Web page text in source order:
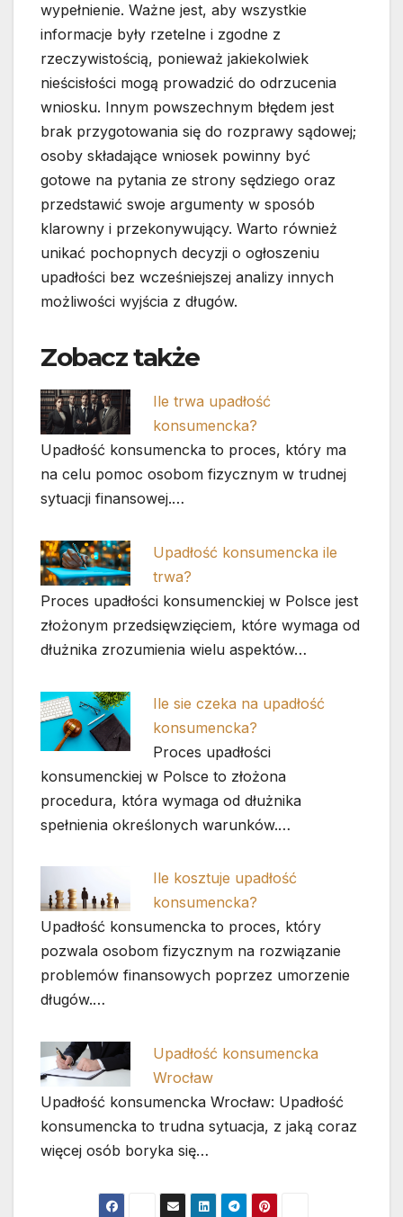
wypełnienie. Ważne jest, aby wszystkie
informacje były rzetelne i zgodne z
rzeczywistością, ponieważ jakiekolwiek
nieścisłości mogą prowadzić do odrzucenia
wniosku. Innym powszechnym błędem jest
brak przygotowania się do rozprawy sądowej;
osoby składające wniosek powinny być
gotowe na pytania ze strony sędziego oraz
przedstawić swoje argumenty w sposób
klarowny i przekonywujący. Warto również
unikać pochopnych decyzji o ogłoszeniu
upadłości bez wcześniejszej analizy innych
możliwości wyjścia z długów.
Zobacz także
Ile trwa upadłość
konsumencka?
Upadłość konsumencka to proces, który ma
na celu pomoc osobom fizycznym w trudnej
sytuacji finansowej.…
Upadłość konsumencka ile
trwa?
Proces upadłości konsumenckiej w Polsce jest
złożonym przedsięwzięciem, które wymaga od
dłużnika zrozumienia wielu aspektów…
Ile sie czeka na upadłość
konsumencka?
Proces upadłości
konsumenckiej w Polsce to złożona
procedura, która wymaga od dłużnika
spełnienia określonych warunków.…
Ile kosztuje upadłość
konsumencka?
Upadłość konsumencka to proces, który
pozwala osobom fizycznym na rozwiązanie
problemów finansowych poprzez umorzenie
długów.…
Upadłość konsumencka
Wrocław
Upadłość konsumencka Wrocław: Upadłość
konsumencka to trudna sytuacja, z jaką coraz
więcej osób boryka się…